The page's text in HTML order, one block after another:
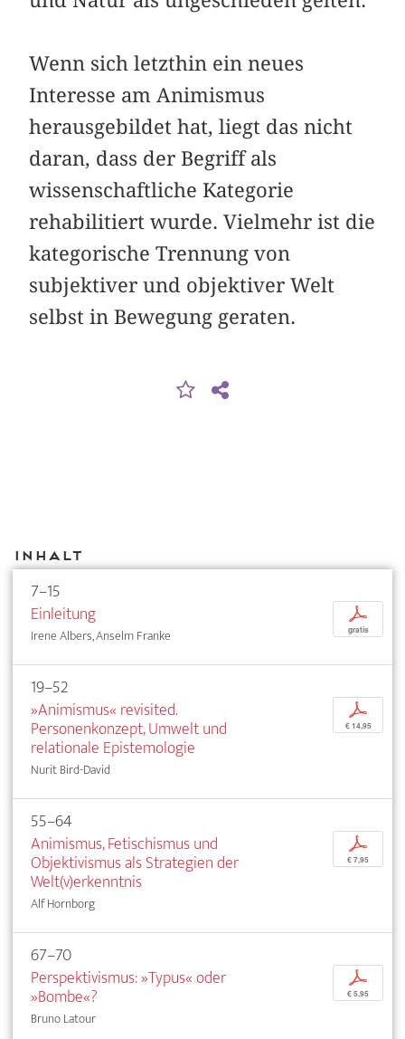
Wenn sich letzthin ein neues
Interesse am Animismus
herausgebildet hat, liegt das nicht
daran, dass der Begriff als
wissenschaftliche Kategorie
rehabilitiert wurde. Vielmehr ist die
kategorische Trennung von
subjektiver und objektiver Welt
selbst in Bewegung geraten.
Inhalt
7–15
Einleitung
Irene Albers, Anselm Franke
p
gratis
19–52
»Animismus« revisited.
Personenkonzept, Umwelt und
relationale Epistemologie
Nurit Bird-David
p
€ 14,95
55–64
Animismus, Fetischismus und
Objektivismus als Strategien der
Welt(v)erkenntnis
Alf Hornborg
p
€ 7,95
67–70
Perspektivismus: »Typus« oder
»Bombe«?
Bruno Latour
p
€ 5,95